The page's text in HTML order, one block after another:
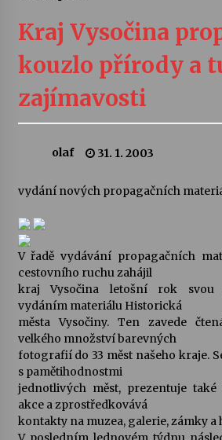
Vernisáž výstavy
30. 7. 2026
Veselí muzikanti
30. 7. 2026
šedesátka: 28. 7.–1. 8.
Jenakaši
28. 7. 2026
Votavžatský ploty
23. 7. 2026
Letní koncerty ve
22. 7. 2026
Kraj Vysočina
kouzlo přírody a
zajímavosti
olaf 31. 1. 2003
vydání nových propagačních
V řadě vydávání propagačních
cestovního ruchu zahájil
kraj Vysočina letošní rok svou
vydáním materiálu Historická
města Vysočiny. Ten zavede
velkého množství barevných
fotografií do 33 měst našeho kraje.
s pamětihodnostmi
jednotlivých měst, prezentuje
akce a zprostředkovává
kontakty na muzea, galerie, zámky a